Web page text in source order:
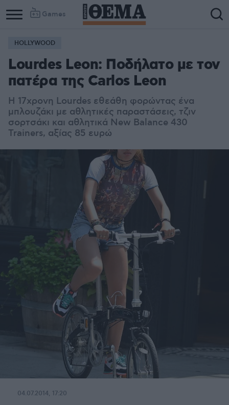
Games
HOLLYWOOD
Lourdes Leon: Ποδήλατο με τον
πατέρα της Carlos Leon
Η 17χρονη Lourdes εθεάθη φορώντας ένα
μπλουζάκι με αθλητικές παραστάσεις, τζιν
σορτσάκι και αθλητικά New Balance 430
Trainers, αξίας 85 ευρώ
04.07.2014, 17:20